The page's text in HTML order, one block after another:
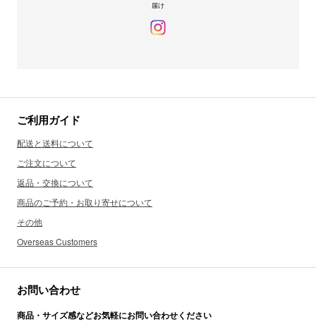
届け
ご利用ガイド
配送と送料について
ご注文について
返品・交換について
商品のご予約・お取り寄せについて
その他
Overseas Customers
お問い合わせ
商品・サイズ感などお気軽にお問い合わせください